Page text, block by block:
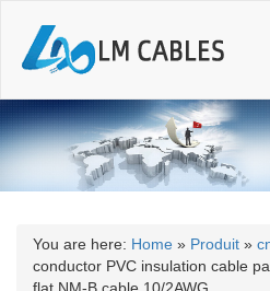
You are here: Home » Produit »
conductor PVC insulation cable